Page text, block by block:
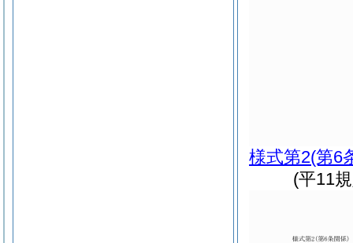
様式第2(第6
(平11